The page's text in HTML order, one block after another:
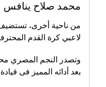
محمد صلاح ينافس
لاعبي كرة القدم
بعد أدائه المميز فى